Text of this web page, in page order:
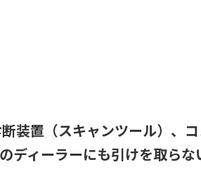
装置（スキャンツール）、
ディーラーにも引けを取ら